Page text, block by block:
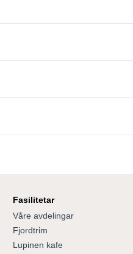
Fasilitetar
Våre avdelingar
Fjordtrim
Lupinen kafe